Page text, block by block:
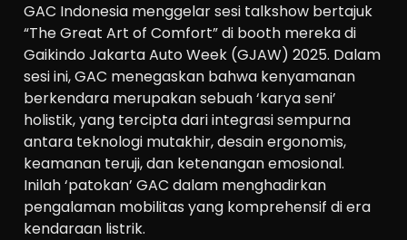
GAC Indonesia menggelar sesi talkshow bertajuk
“The Great Art of Comfort” di booth mereka di
Gaikindo Jakarta Auto Week (GJAW) 2025. Dalam
sesi ini, GAC menegaskan bahwa kenyamanan
berkendara merupakan sebuah ‘karya seni’
holistik, yang tercipta dari integrasi sempurna
antara teknologi mutakhir, desain ergonomis,
keamanan teruji, dan ketenangan emosional.
Inilah ‘patokan’ GAC dalam menghadirkan
pengalaman mobilitas yang komprehensif di era
kendaraan listrik.